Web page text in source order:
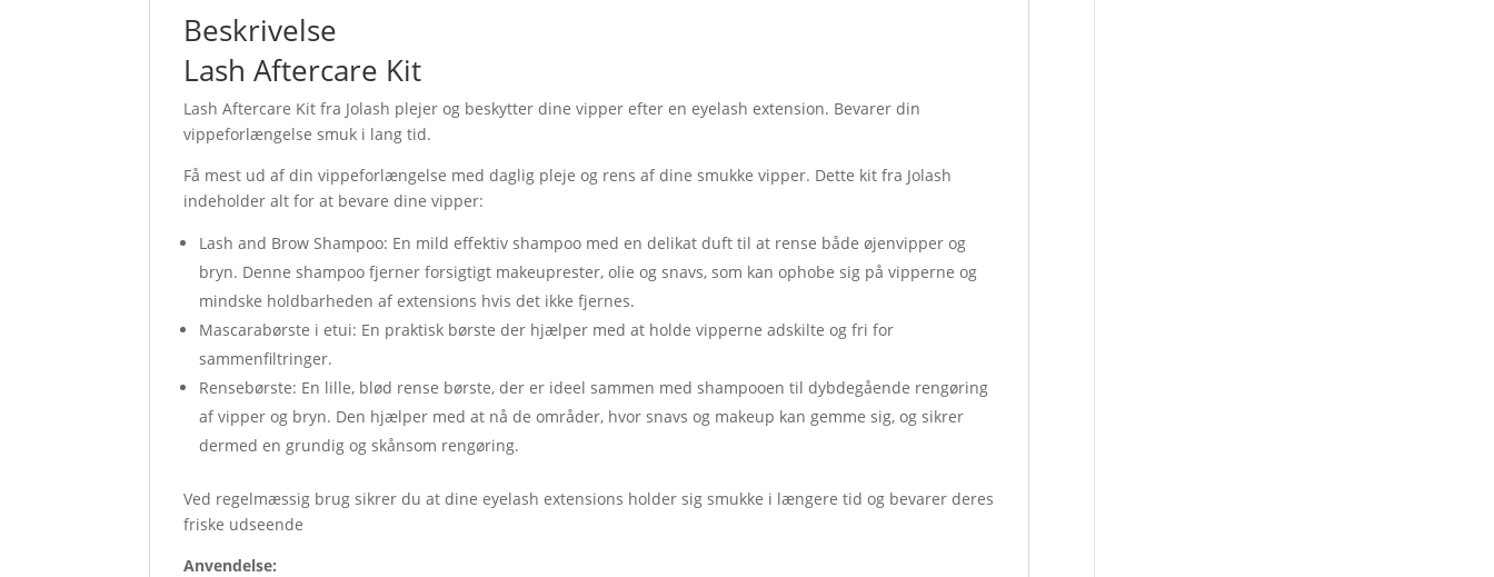
Beskrivelse
Lash Aftercare Kit
Lash Aftercare Kit fra Jolash plejer og beskytter dine vipper efter en eyelash extension. Bevarer din
vippeforlængelse smuk i lang tid.
Få mest ud af din vippeforlængelse med daglig pleje og rens af dine smukke vipper. Dette kit fra Jolash
indeholder alt for at bevare dine vipper:
Lash and Brow Shampoo: En mild effektiv shampoo med en delikat duft til at rense både øjenvipper og
bryn. Denne shampoo fjerner forsigtigt makeuprester, olie og snavs, som kan ophobe sig på vipperne og
mindske holdbarheden af extensions hvis det ikke fjernes.
Mascarabørste i etui: En praktisk børste der hjælper med at holde vipperne adskilte og fri for
sammenfiltringer.
Rensebørste: En lille, blød rense børste, der er ideel sammen med shampooen til dybdegående rengøring
af vipper og bryn. Den hjælper med at nå de områder, hvor snavs og makeup kan gemme sig, og sikrer
dermed en grundig og skånsom rengøring.
Ved regelmæssig brug sikrer du at dine eyelash extensions holder sig smukke i længere tid og bevarer deres
friske udseende
Anvendelse: